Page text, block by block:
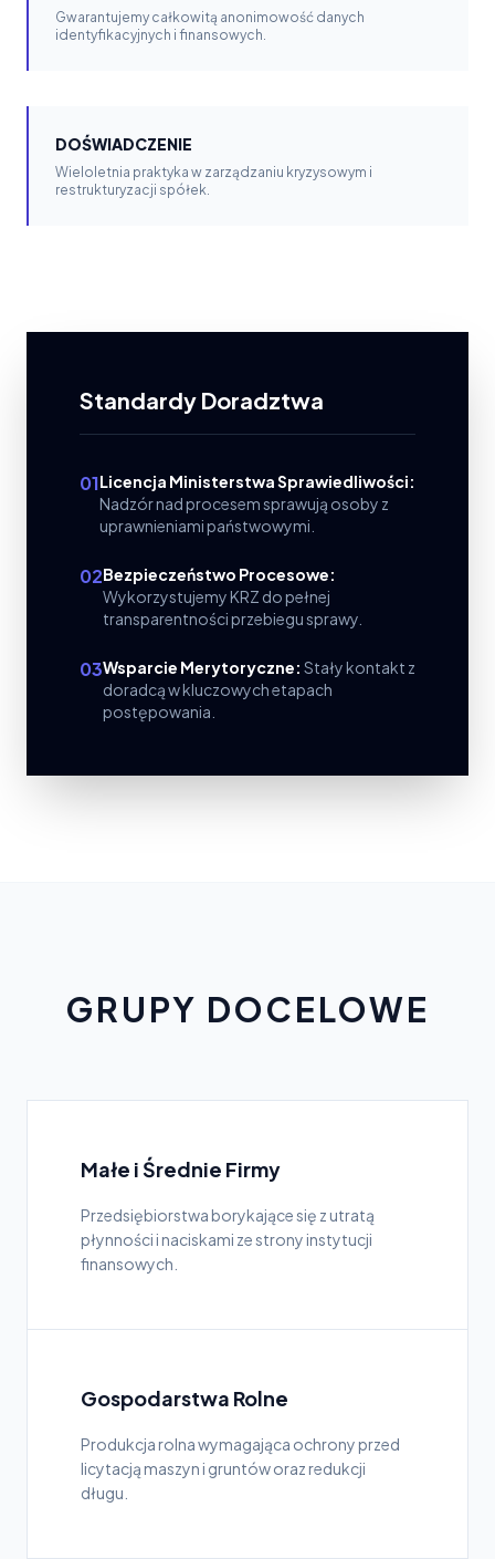
Gwarantujemy całkowitą anonimowość danych
identyfikacyjnych i finansowych.
DOŚWIADCZENIE
Wieloletnia praktyka w zarządzaniu kryzysowym i
restrukturyzacji spółek.
Standardy Doradztwa
01Licencja Ministerstwa Sprawiedliwości:
Nadzór nad procesem sprawują osoby z
uprawnieniami państwowymi.
02Bezpieczeństwo Procesowe:
Wykorzystujemy KRZ do pełnej
transparentności przebiegu sprawy.
03Wsparcie Merytoryczne: Stały kontakt z
doradcą w kluczowych etapach
postępowania.
GRUPY DOCELOWE
Małe i Średnie Firmy
Przedsiębiorstwa borykające się z utratą
płynności i naciskami ze strony instytucji
finansowych.
Gospodarstwa Rolne
Produkcja rolna wymagająca ochrony przed
licytacją maszyn i gruntów oraz redukcji
długu.